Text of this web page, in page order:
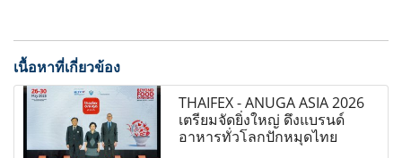
เนื้อหาที่เกี่ยวข้อง
THAIFEX - ANUGA ASIA 2026
เตรียมจัดยิ่งใหญ่ ดึงแบรนด์
อาหารทั่วโลกปักหมุดไทย